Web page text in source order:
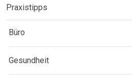
Praxistipps
Büro
Gesundheit